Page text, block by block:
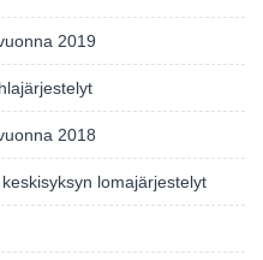
2019
2018
lomajärjestelyt